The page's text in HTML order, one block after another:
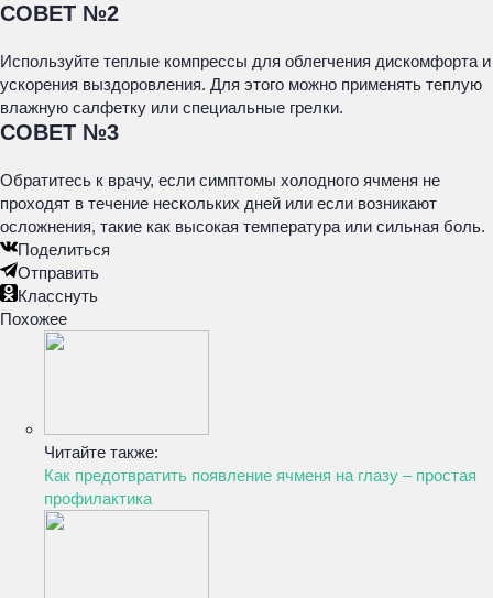
СОВЕТ №2
Используйте теплые компрессы для облегчения дискомфорта и
ускорения выздоровления. Для этого можно применять теплую
влажную салфетку или специальные грелки.
СОВЕТ №3
Обратитесь к врачу, если симптомы холодного ячменя не
проходят в течение нескольких дней или если возникают
осложнения, такие как высокая температура или сильная боль.
Поделиться
Отправить
Класснуть
Похожее
Читайте также:
Как предотвратить появление ячменя на глазу – простая
профилактика